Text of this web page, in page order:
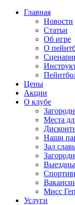
Главная
Новости
Статьи
Об игре
О
Цены
Акции
О клубе
Места
Наши
Зал
Мисс
Услуги